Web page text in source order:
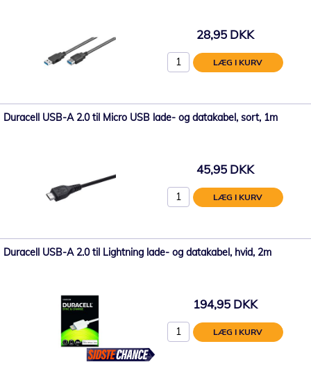
28,95 DKK
LÆG I KURV
Duracell USB-A 2.0 til Micro USB lade- og datakabel, sort, 1m
45,95 DKK
LÆG I KURV
Duracell USB-A 2.0 til Lightning lade- og datakabel, hvid, 2m
194,95 DKK
LÆG I KURV